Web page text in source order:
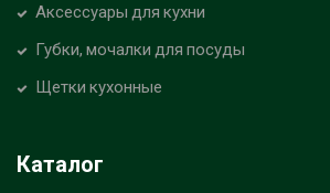
Аксессуары для кухни
Губки, мочалки для посуды
Щетки кухонные
Каталог